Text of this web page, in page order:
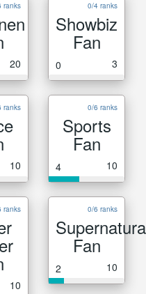
ranks
20
0/4 ranks
Showbiz
Fan
0 3
ranks
10
0/6 ranks
Sports
Fan
4 10
ranks
10
0/6 ranks
Fan
2 10